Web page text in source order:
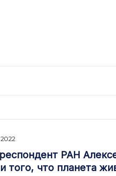
РАН
того, что планета